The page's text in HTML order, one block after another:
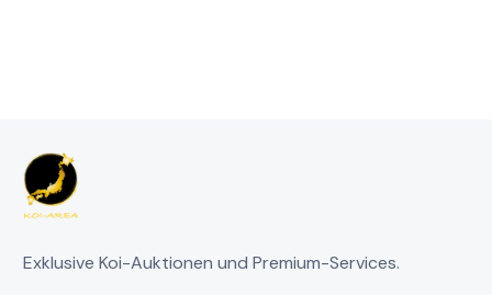
Exklusive Koi-Auktionen und Premium-Services.